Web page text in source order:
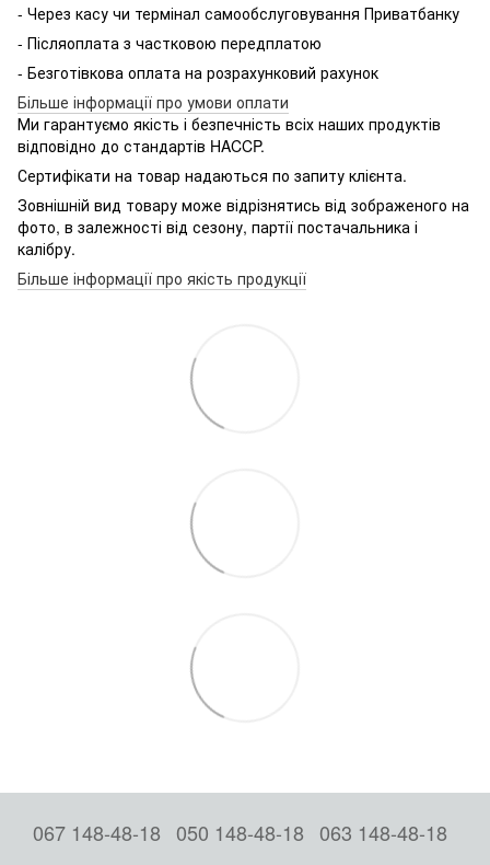
- Через касу чи термінал самообслуговування Приватбанку
- Післяоплата з частковою передплатою
- Безготівкова оплата на розрахунковий рахунок
Більше інформації про умови оплати
Ми гарантуємо якість і безпечність всіх наших продуктів
відповідно до стандартів HACCP.
Сертифікати на товар надаються по запиту клієнта.
Зовнішній вид товару може відрізнятись від зображеного на
фото, в залежності від сезону, партії постачальника і
калібру.
Більше інформації про якість продукції
067 148-48-18 050 148-48-18 063 148-48-18